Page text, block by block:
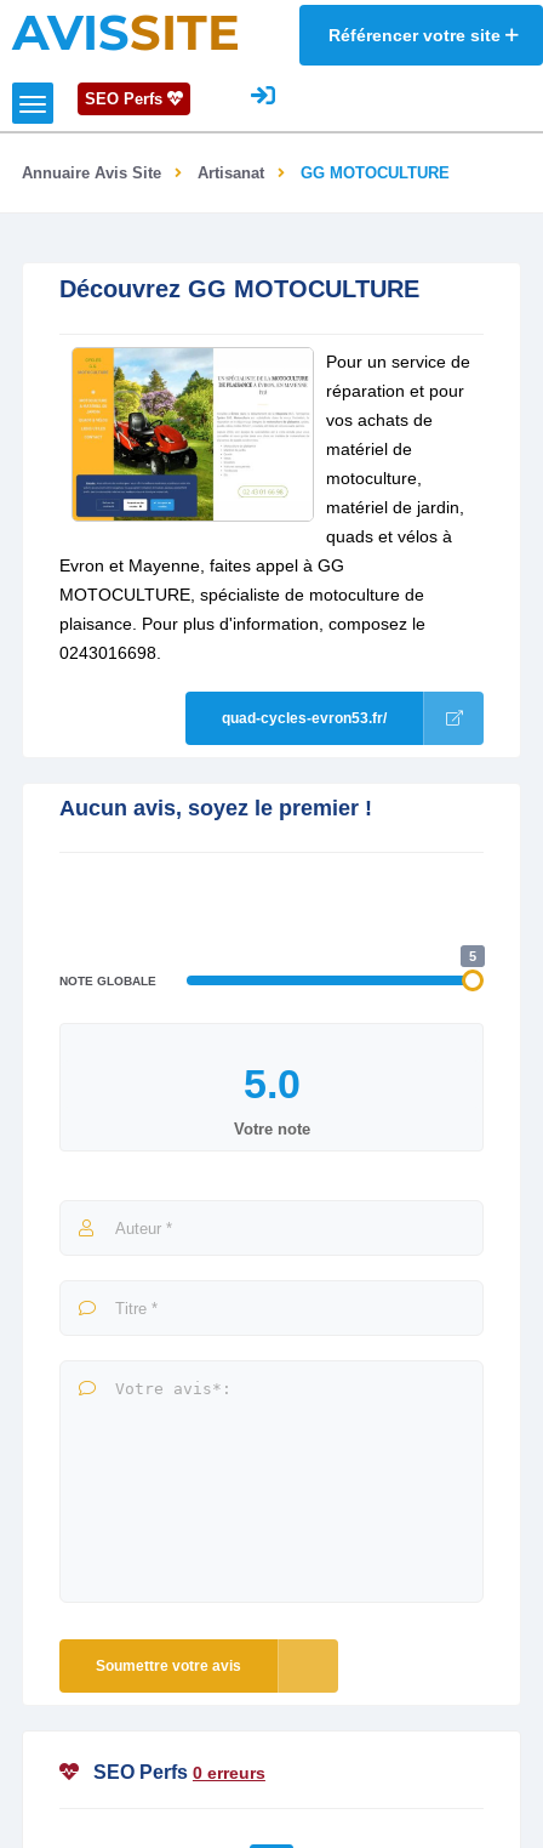
AVISSITE Référencer votre site
SEO Perfs
Annuaire Avis Site Artisanat GG MOTOCULTURE
Découvrez GG MOTOCULTURE
Pour un service de
réparation et pour
vos achats de
matériel de
motoculture,
matériel de jardin,
quads et vélos à
Evron et Mayenne, faites appel à GG
MOTOCULTURE, spécialiste de motoculture de
plaisance. Pour plus d'information, composez le
0243016698.
quad-cycles-evron53.fr/
Aucun avis, soyez le premier !
NOTE GLOBALE
5
Votre note
Soumettre votre avis
SEO Perfs 0 erreurs